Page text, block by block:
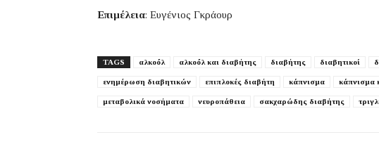
Επιμέλεια: Ευγένιος Γκράουρ
TAGS αλκοόλ αλκοόλ και διαβήτης διαβήτης διαβητικοί
ενημέρωση διαβητικών επιπλοκές διαβήτη κάπνισμα κάπνισμα
μεταβολικά νοσήματα νευροπάθεια σακχαρώδης διαβήτης